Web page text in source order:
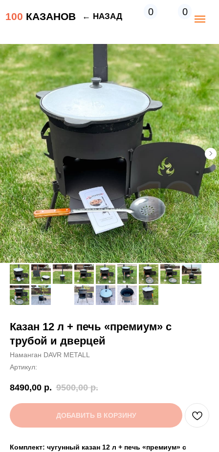
100 КАЗАНОВ ← НАЗАД
Казан 12 л + печь «премиум» с
трубой и дверцей
Наманган DAVR METALL
Артикул:
8490,00 р. 9500,00 р.
ДОБАВИТЬ В КОРЗИНУ
Комплект: чугунный казан 12 л + печь «премиум» с